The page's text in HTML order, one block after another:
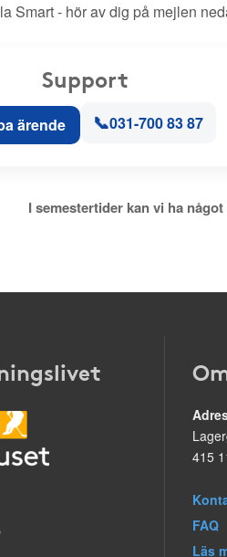
Smart - hör av dig på mejlen
Support
ärende 📞031-700 83 87
I semestertider kan vi ha
415
FAQ
Läs